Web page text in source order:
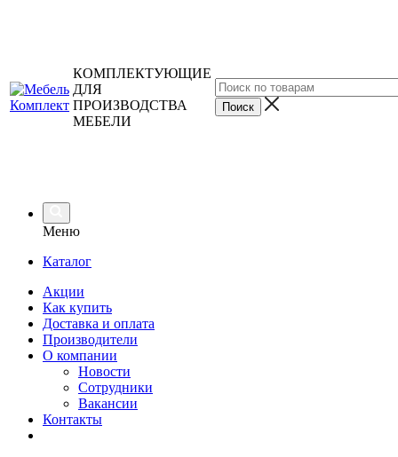
КОМПЛЕКТУЮЩИЕ
ДЛЯ
ПРОИЗВОДСТВА
МЕБЕЛИ
Меню
Каталог
Акции
Как купить
Доставка и оплата
Производители
О компании
Новости
Сотрудники
Вакансии
Контакты